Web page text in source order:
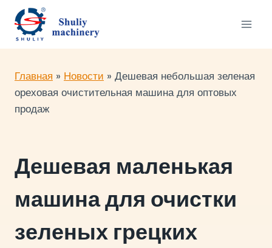
Перейти
содержимому
Главная » Новости » Дешевая небольшая зеленая
ореховая очистительная машина для оптовых
продаж
Дешевая маленькая
машина для очистки
зеленых грецких